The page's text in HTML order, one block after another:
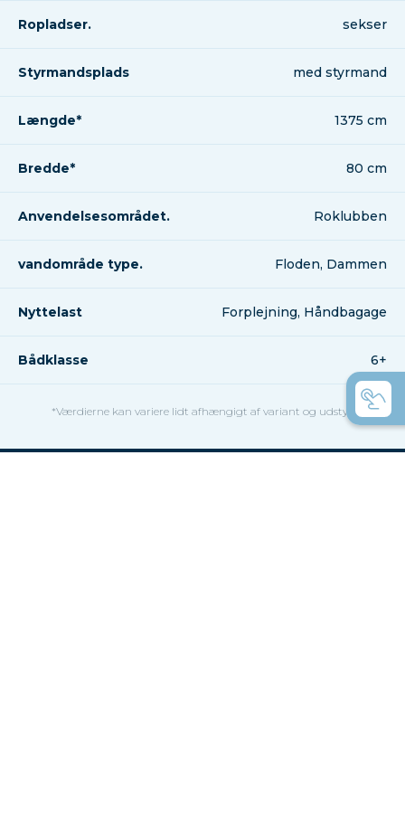
Ropladser. sekser
Styrmandsplads med styrmand
Længde* 1375 cm
Bredde* 80 cm
Anvendelsesområdet. Roklubben
vandområde type. Floden, Dammen
Nyttelast Forplejning, Håndbagage
Bådklasse 6+
*Værdierne kan variere lidt afhængigt af variant og udstyr.